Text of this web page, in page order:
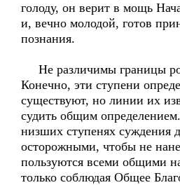
голоду, он верит в мощь
и, вечно молодой, готов
познания.
Не различимы границы
Конечно, эти ступени
существуют, но линии их
судить общим
низших ступенях суждения
осторожными, чтобы не
пользуются всеми общими
только соблюдая Общее